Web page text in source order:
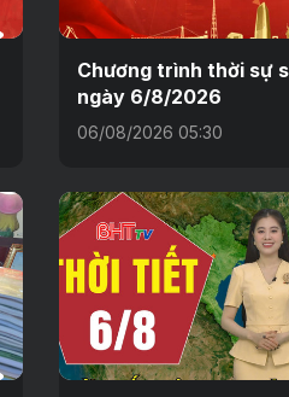
Chương trình thời sự
ngày 6/8/2026
06/08/2026 05:30